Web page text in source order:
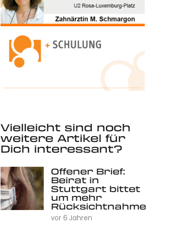
Vielleicht sind noch
weitere Artikel für
Dich interessant?
Offener Brief:
Beirat in
Stuttgart bittet
um mehr
Rücksichtnahme
vor 6 Jahren